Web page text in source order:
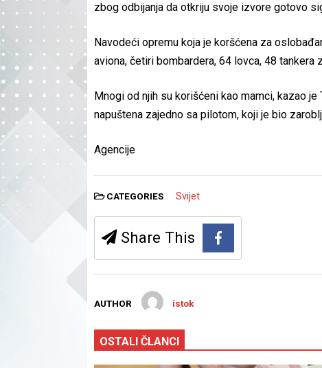
zbog odbijanja da otkriju svoje izvore gotovo
Navodeći opremu koja je koršćena za
aviona, četiri bombardera, 64 lovca, 48
Mnogi od njih su korišćeni kao mamci, kazao
napuštena zajedno sa pilotom, koji je bio
Agencije
CATEGORIES Svijet
Share This
AUTHOR istok
OSTALI ČLANCI